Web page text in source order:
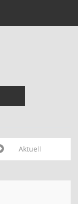
Aktuell